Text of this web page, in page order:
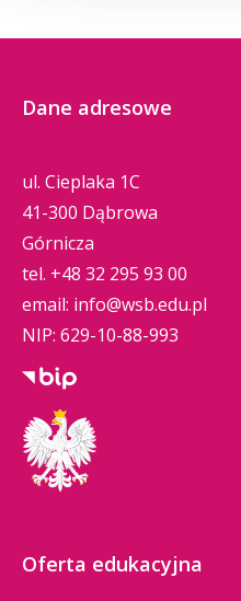
Dane adresowe
ul. Cieplaka 1C
41-300 Dąbrowa
Górnicza
tel. +48 32 295 93 00
email: info@wsb.edu.pl
NIP: 629-10-88-993
Oferta edukacyjna